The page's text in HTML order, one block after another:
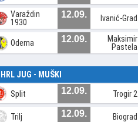
Varaždin
1930
12.09. Ivanić-Grad
Odema 12.09.
Maksimir
Pastela
JUG - MUŠKI
Split 12.09. Trogir 2
Trilj 12.09. Biograd